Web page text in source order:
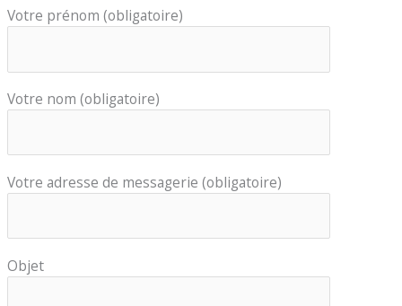
Votre prénom (obligatoire)
Votre nom (obligatoire)
Votre adresse de messagerie (obligatoire)
Objet